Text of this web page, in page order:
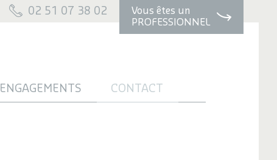
02 51 07 38 02
Vous êtes un
PROFESSIONNEL
ENGAGEMENTS CONTACT